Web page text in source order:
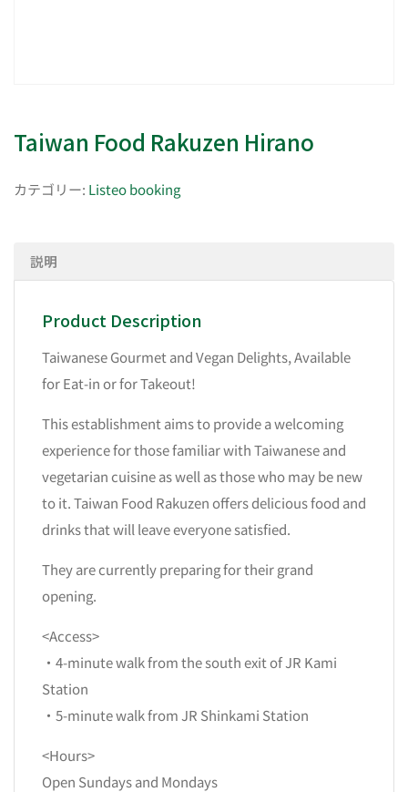
Taiwan Food Rakuzen Hirano
カテゴリー: Listeo booking
説明
Product Description
Taiwanese Gourmet and Vegan Delights, Available
for Eat-in or for Takeout!
This establishment aims to provide a welcoming
experience for those familiar with Taiwanese and
vegetarian cuisine as well as those who may be new
to it. Taiwan Food Rakuzen offers delicious food and
drinks that will leave everyone satisfied.
They are currently preparing for their grand
opening.
<Access>
・4-minute walk from the south exit of JR Kami
Station
・5-minute walk from JR Shinkami Station
<Hours>
Open Sundays and Mondays